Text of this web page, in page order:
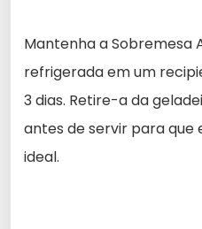
Mantenha a Sobremesa
refrigerada em um
3 dias. Retire-a da
antes de servir para
ideal.